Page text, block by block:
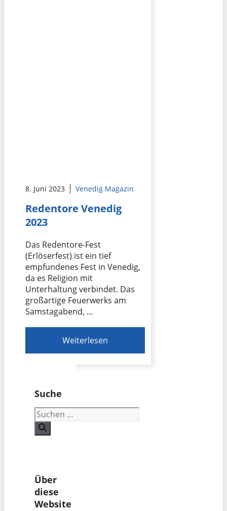
8. Juni 2023 Venedig Magazin
Redentore Venedig
2023
Das Redentore-Fest
(Erlöserfest) ist ein tief
empfundenes Fest in Venedig,
da es Religion mit
Unterhaltung verbindet. Das
großartige Feuerwerks am
Samstagabend, …
Weiterlesen
Suche
Suchen
nach:
Über
diese
Website